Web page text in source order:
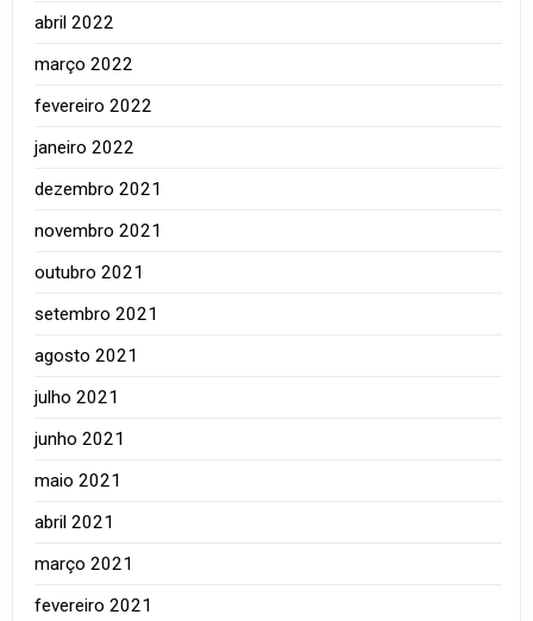
abril 2022
março 2022
fevereiro 2022
janeiro 2022
dezembro 2021
novembro 2021
outubro 2021
setembro 2021
agosto 2021
julho 2021
junho 2021
maio 2021
abril 2021
março 2021
fevereiro 2021